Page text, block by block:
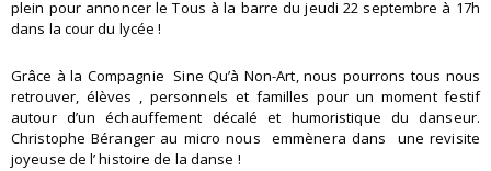
plein pour annoncer le Tous à la barre du jeudi 22 septembre à 17h
dans la cour du lycée !
Grâce à la Compagnie Sine Qu’à Non-Art, nous pourrons tous nous
retrouver, élèves , personnels et familles pour un moment festif
autour d’un échauffement décalé et humoristique du danseur.
Christophe Béranger au micro nous emmènera dans une revisite
joyeuse de l’ histoire de la danse !